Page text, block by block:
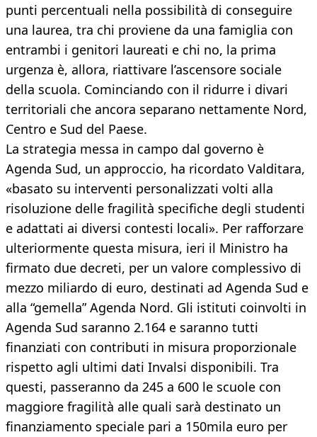
punti percentuali nella possibilità di conseguire
una laurea, tra chi proviene da una famiglia con
entrambi i genitori laureati e chi no, la prima
urgenza è, allora, riattivare l’ascensore sociale
della scuola. Cominciando con il ridurre i divari
territoriali che ancora separano nettamente Nord,
Centro e Sud del Paese.
La strategia messa in campo dal governo è
Agenda Sud, un approccio, ha ricordato Valditara,
«basato su interventi personalizzati volti alla
risoluzione delle fragilità specifiche degli studenti
e adattati ai diversi contesti locali». Per rafforzare
ulteriormente questa misura, ieri il Ministro ha
firmato due decreti, per un valore complessivo di
mezzo miliardo di euro, destinati ad Agenda Sud e
alla “gemella” Agenda Nord. Gli istituti coinvolti in
Agenda Sud saranno 2.164 e saranno tutti
finanziati con contributi in misura proporzionale
rispetto agli ultimi dati Invalsi disponibili. Tra
questi, passeranno da 245 a 600 le scuole con
maggiore fragilità alle quali sarà destinato un
finanziamento speciale pari a 150mila euro per